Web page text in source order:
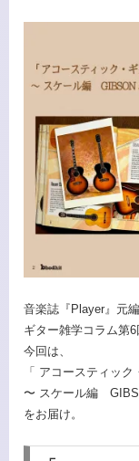
音楽誌『Player』元
ギター雑学コラム第6
今回は、
「 アコースティック
〜 スケール編
をお届け。